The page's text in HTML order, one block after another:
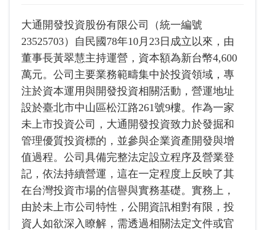
大通開發投資股份有限公司（統一編號
23525703）自民國78年10月23日成立以來，由
董事長黃翠慧主持運營，資本額為新台幣4,600
萬元。公司主要業務範疇集中於投資領域，專
注於資本運用與開發投資相關活動，營運地址
設於臺北市中山區松江路261號9樓。作為一家
未上市投資公司，大通開發投資致力於發掘和
管理優質投資標的，並參與企業資產開發與增
值過程。公司具備完整法定設立程序及營業登
記，依法持續營運，這在一定程度上反映了其
在台灣投資市場的信譽與實務基礎。實務上，
由於未上市公司特性，公開資訊相對有限，投
資人如欲深入瞭解，需透過相關法定文件或官